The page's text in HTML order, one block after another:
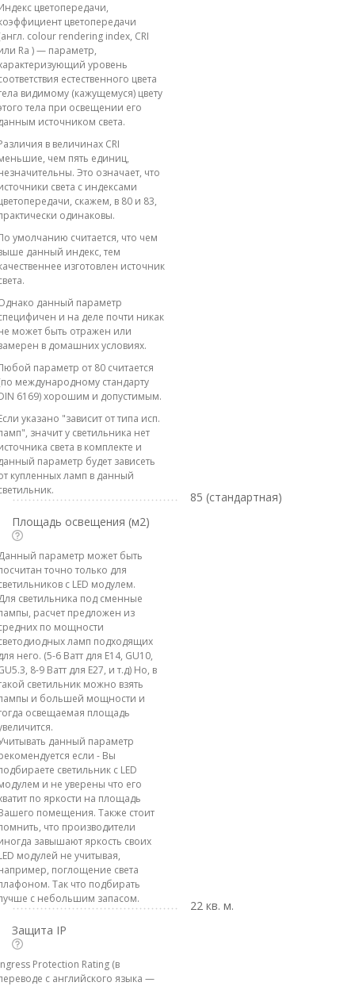
цветопередачи,
цветопередачи
colour rendering index, CRI
Ra ) — параметр,
уровень
естественного цвета
видимому (кажущемуся) цвету
тела при освещении его
источником света.
в величинах CRI
чем пять единиц,
Это означает, что
света с индексами
скажем, в 80 и 83,
одинаковы.
умолчанию считается, что чем
данный индекс, тем
изготовлен источник
данный параметр
и на деле почти никак
может быть отражен или
в домашних условиях.
параметр от 80 считается
международному стандарту
6169) хорошим и допустимым.
указано "зависит от типа исп.
значит у светильника нет
света в комплекте и
параметр будет зависеть
купленных ламп в данный
85 (стандартная)
Площадь освещения (м2)
параметр может быть
точно только для
с LED модулем.
светильника под сменные
расчет предложен из
по мощности
ламп подходящих
него. (5-6 Ватт для E14, GU10,
8-9 Ватт для E27, и т.д) Но, в
светильник можно взять
и большей мощности и
освещаемая площадь
данный параметр
если - Вы
светильник с LED
и не уверены что его
по яркости на площадь
помещения. Также стоит
что производители
завышают яркость своих
модулей не учитывая,
поглощение света
Так что подбирать
с небольшим запасом.
22 кв. м.
Защита IP
Protection Rating (в
с английского языка —